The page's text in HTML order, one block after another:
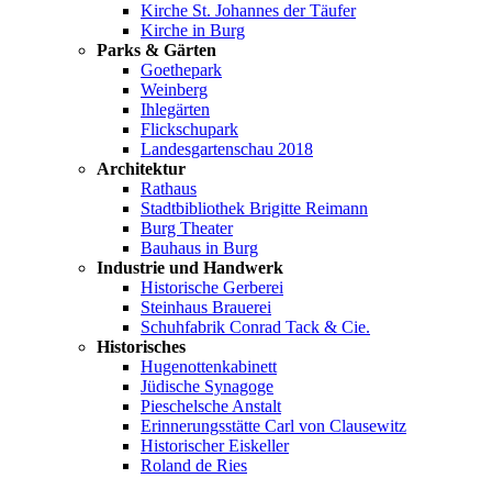
Kirche St. Johannes der Täufer
Kirche in Burg
Parks & Gärten
Goethepark
Weinberg
Ihlegärten
Flickschupark
Landesgartenschau 2018
Architektur
Rathaus
Stadtbibliothek Brigitte Reimann
Burg Theater
Bauhaus in Burg
Industrie und Handwerk
Historische Gerberei
Steinhaus Brauerei
Schuhfabrik Conrad Tack & Cie.
Historisches
Hugenottenkabinett
Jüdische Synagoge
Pieschelsche Anstalt
Erinnerungsstätte Carl von Clausewitz
Historischer Eiskeller
Roland de Ries